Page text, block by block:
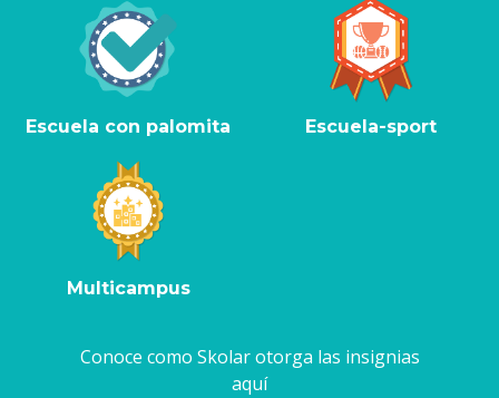
Escuela con palomita Escuela-sport
Multicampus
Conoce como Skolar otorga las insignias
aquí